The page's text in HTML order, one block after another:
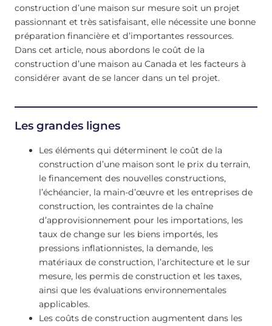
construction d’une maison sur mesure soit un projet
passionnant et très satisfaisant, elle nécessite une bonne
préparation financière et d’importantes ressources.
Dans cet article, nous abordons le coût de la
construction d’une maison au Canada et les facteurs à
considérer avant de se lancer dans un tel projet.
Les grandes lignes
Les éléments qui déterminent le coût de la
construction d’une maison sont le prix du terrain,
le financement des nouvelles constructions,
l’échéancier, la main-d’œuvre et les entreprises de
construction, les contraintes de la chaîne
d’approvisionnement pour les importations, les
taux de change sur les biens importés, les
pressions inflationnistes, la demande, les
matériaux de construction, l’architecture et le sur
mesure, les permis de construction et les taxes,
ainsi que les évaluations environnementales
applicables.
Les coûts de construction augmentent dans les